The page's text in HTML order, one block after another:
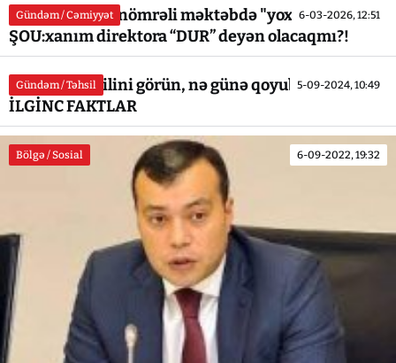
Gündəm / Cəmiyyət 6-03-2026, 12:51
Yevlax şəhər 7 nömrəli məktəbdə "yoxlama" adlı
ŞOU:xanım direktora “DUR” deyən olacaqmı?!
Gündəm / Təhsil 5-09-2024, 10:49
Ağstafa təhsilini görün, nə günə qoyublar ki... -
İLGİNC FAKTLAR
Bölgə / Sosial 6-09-2022, 19:32